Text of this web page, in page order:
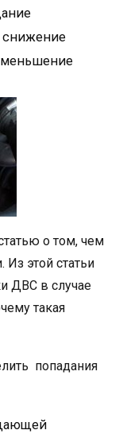
снижение
о том, чем
Из этой статьи
ДВС в случае
такая
попадания